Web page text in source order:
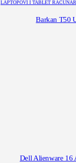
LAPTOPOVI I TABLET
Barkan T50
Dell Alienware 16